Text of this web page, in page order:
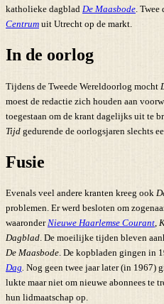
katholieke dagblad De Maasbode .
Centrum uit Utrecht op de markt.
In de oorlog
Tijdens de Tweede Wereldoorlog mocht
moest de redactie zich houden aan
toegestaan om de krant dagelijks uit te
Tijd gedurende de oorlogsjaren slechts
Fusie
Evenals veel andere kranten kreeg ook
problemen. Er werd besloten om
waaronderNieuwe Haarlemse Courant,
Dagblad. De moeilijke tijden bleven
De Maasbode. De kopbladen gingen in
Dag. Nog geen twee jaar later (in 1967)
lukte maar niet om nieuwe abonnees te
hun lidmaatschap op.